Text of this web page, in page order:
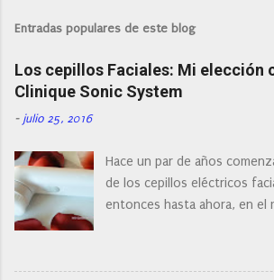
l
a
r
u
n
o
m
e
n
t
a
o
Entradas populares de este blog
Los cepillos Faciales: Mi elección
Clinique Sonic System
- julio 25, 2016
Hace un par de años
de los cepillos eléctricos
entonces hasta ahora, en el
con diferentes
cepillos de rotación o de